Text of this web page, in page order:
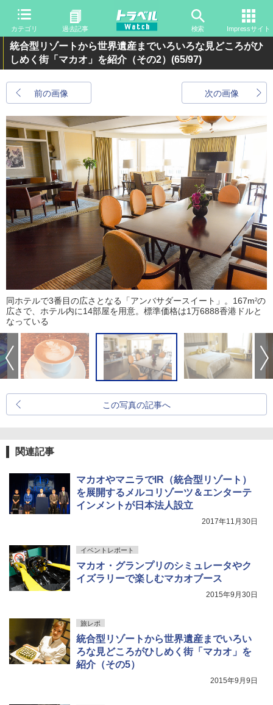
カテゴリ 過去記事 検索 Impressサイト
統合型リゾートから世界遺産までいろいろな見どころがひ
しめく街「マカオ」を紹介（その2） (65/97)
前の画像 次の画像
同ホテルで3番目の広さとなる「アンバサダースイート」。167m2の
広さで、ホテル内に14部屋を用意。標準価格は1万6888香港ドルと
なっている
この写真の記事へ
関連記事
マカオやマニラでIR（統合型リゾート）
を展開するメルコリゾーツ＆エンターテ
インメントが日本法人設立
2017年11月30日
イベントレポート
マカオ・グランプリのシミュレータやク
イズラリーで楽しむマカオブース
2015年9月30日
旅レポ
統合型リゾートから世界遺産までいろい
ろな見どころがひしめく街「マカオ」を
紹介（その5）
2015年9月9日